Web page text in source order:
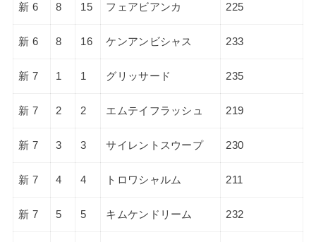
新 6 8 15 フェアビアンカ 225
新 6 8 16 ケンアンビシャス 233
新 7 1 1 グリッサード 235
新 7 2 2 エムテイフラッシュ 219
新 7 3 3 サイレントスウープ 230
新 7 4 4 トロワシャルム 211
新 7 5 5 キムケンドリーム 232